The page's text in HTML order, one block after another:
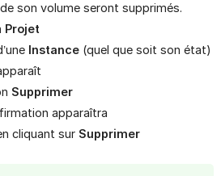
son volume seront supprimés.
Projet
Instance (quel que soit son état)
Supprimer
apparaîtra
cliquant sur Supprimer